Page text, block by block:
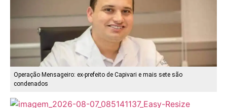
Operação Mensageiro: ex-prefeito de Capivari e mais sete são
condenados